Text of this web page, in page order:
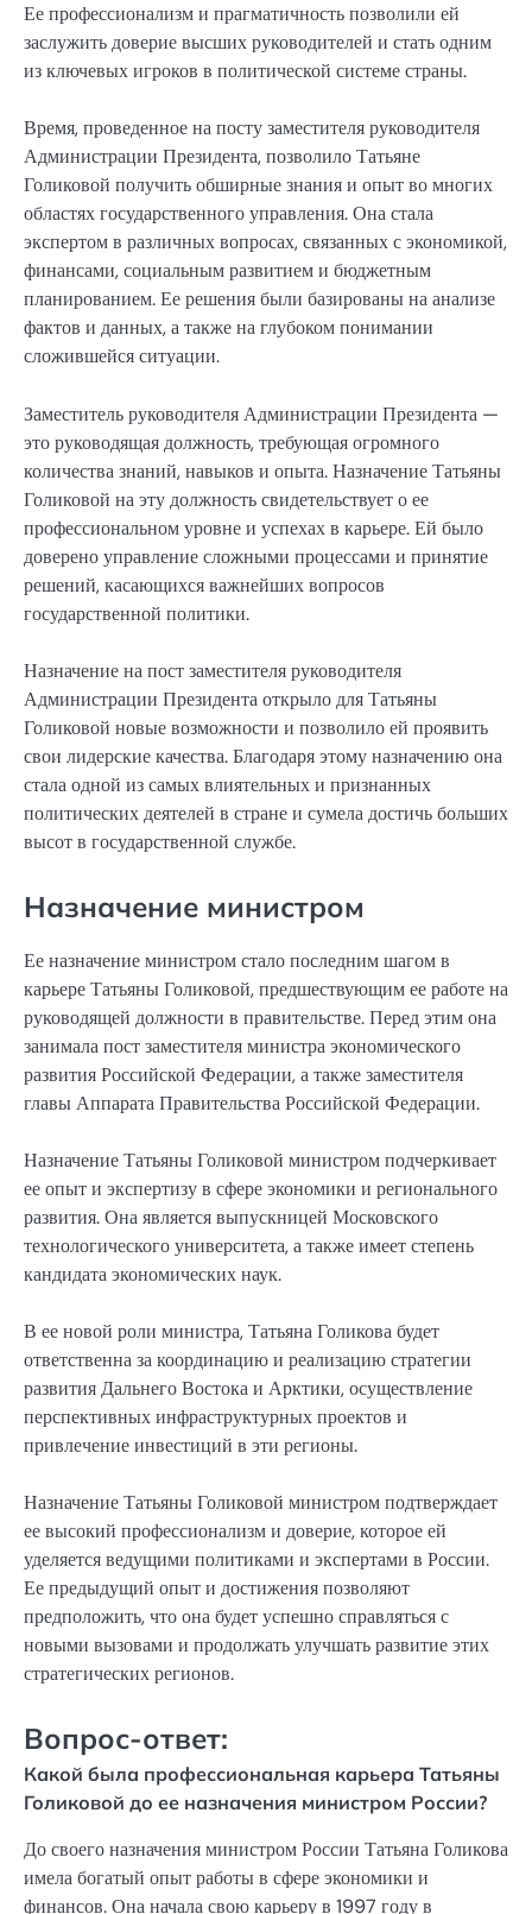
Ее профессионализм и прагматичность позволили ей
заслужить доверие высших руководителей и стать одним
из ключевых игроков в политической системе страны.
Время, проведенное на посту заместителя руководителя
Администрации Президента, позволило Татьяне
Голиковой получить обширные знания и опыт во многих
областях государственного управления. Она стала
экспертом в различных вопросах, связанных с экономикой,
финансами, социальным развитием и бюджетным
планированием. Ее решения были базированы на анализе
фактов и данных, а также на глубоком понимании
сложившейся ситуации.
Заместитель руководителя Администрации Президента —
это руководящая должность, требующая огромного
количества знаний, навыков и опыта. Назначение Татьяны
Голиковой на эту должность свидетельствует о ее
профессиональном уровне и успехах в карьере. Ей было
доверено управление сложными процессами и принятие
решений, касающихся важнейших вопросов
государственной политики.
Назначение на пост заместителя руководителя
Администрации Президента открыло для Татьяны
Голиковой новые возможности и позволило ей проявить
свои лидерские качества. Благодаря этому назначению она
стала одной из самых влиятельных и признанных
политических деятелей в стране и сумела достичь больших
высот в государственной службе.
Назначение министром
Ее назначение министром стало последним шагом в
карьере Татьяны Голиковой, предшествующим ее работе на
руководящей должности в правительстве. Перед этим она
занимала пост заместителя министра экономического
развития Российской Федерации, а также заместителя
главы Аппарата Правительства Российской Федерации.
Назначение Татьяны Голиковой министром подчеркивает
ее опыт и экспертизу в сфере экономики и регионального
развития. Она является выпускницей Московского
технологического университета, а также имеет степень
кандидата экономических наук.
В ее новой роли министра, Татьяна Голикова будет
ответственна за координацию и реализацию стратегии
развития Дальнего Востока и Арктики, осуществление
перспективных инфраструктурных проектов и
привлечение инвестиций в эти регионы.
Назначение Татьяны Голиковой министром подтверждает
ее высокий профессионализм и доверие, которое ей
уделяется ведущими политиками и экспертами в России.
Ее предыдущий опыт и достижения позволяют
предположить, что она будет успешно справляться с
новыми вызовами и продолжать улучшать развитие этих
стратегических регионов.
Вопрос-ответ:
Какой была профессиональная карьера Татьяны
Голиковой до ее назначения министром России?
До своего назначения министром России Татьяна Голикова
имела богатый опыт работы в сфере экономики и
финансов. Она начала свою карьеру в 1997 году в